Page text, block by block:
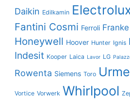
Daikin Edilkamin
Fantini Cosmi Ferroli Franke
Honeywell Hoover Hunter Ignis
Indesit Kooper Laica Lavor LG
Rowenta Siemens Toro
Vortice Vorwerk Whirlpool